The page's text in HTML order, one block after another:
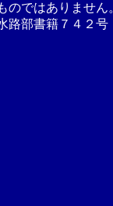
のではありませ
路部書籍７４２